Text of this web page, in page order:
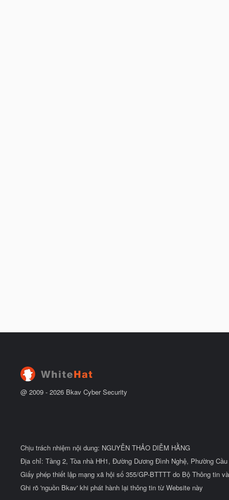
@ 2009 - 2026 Bkav Cyber Security
Chịu trách nhiệm nội dung: NGUYỄN THẢO DIỄM HẰNG
Địa chỉ: Tầng 2, Tòa nhà HH1, Đường Dương Đình Nghệ, Phường
Giấy phép thiết lập mạng xã hội số 355/GP-BTTTT do Bộ Thông tin
Ghi rõ 'nguồn Bkav' khi phát hành lại thông tin từ Website này